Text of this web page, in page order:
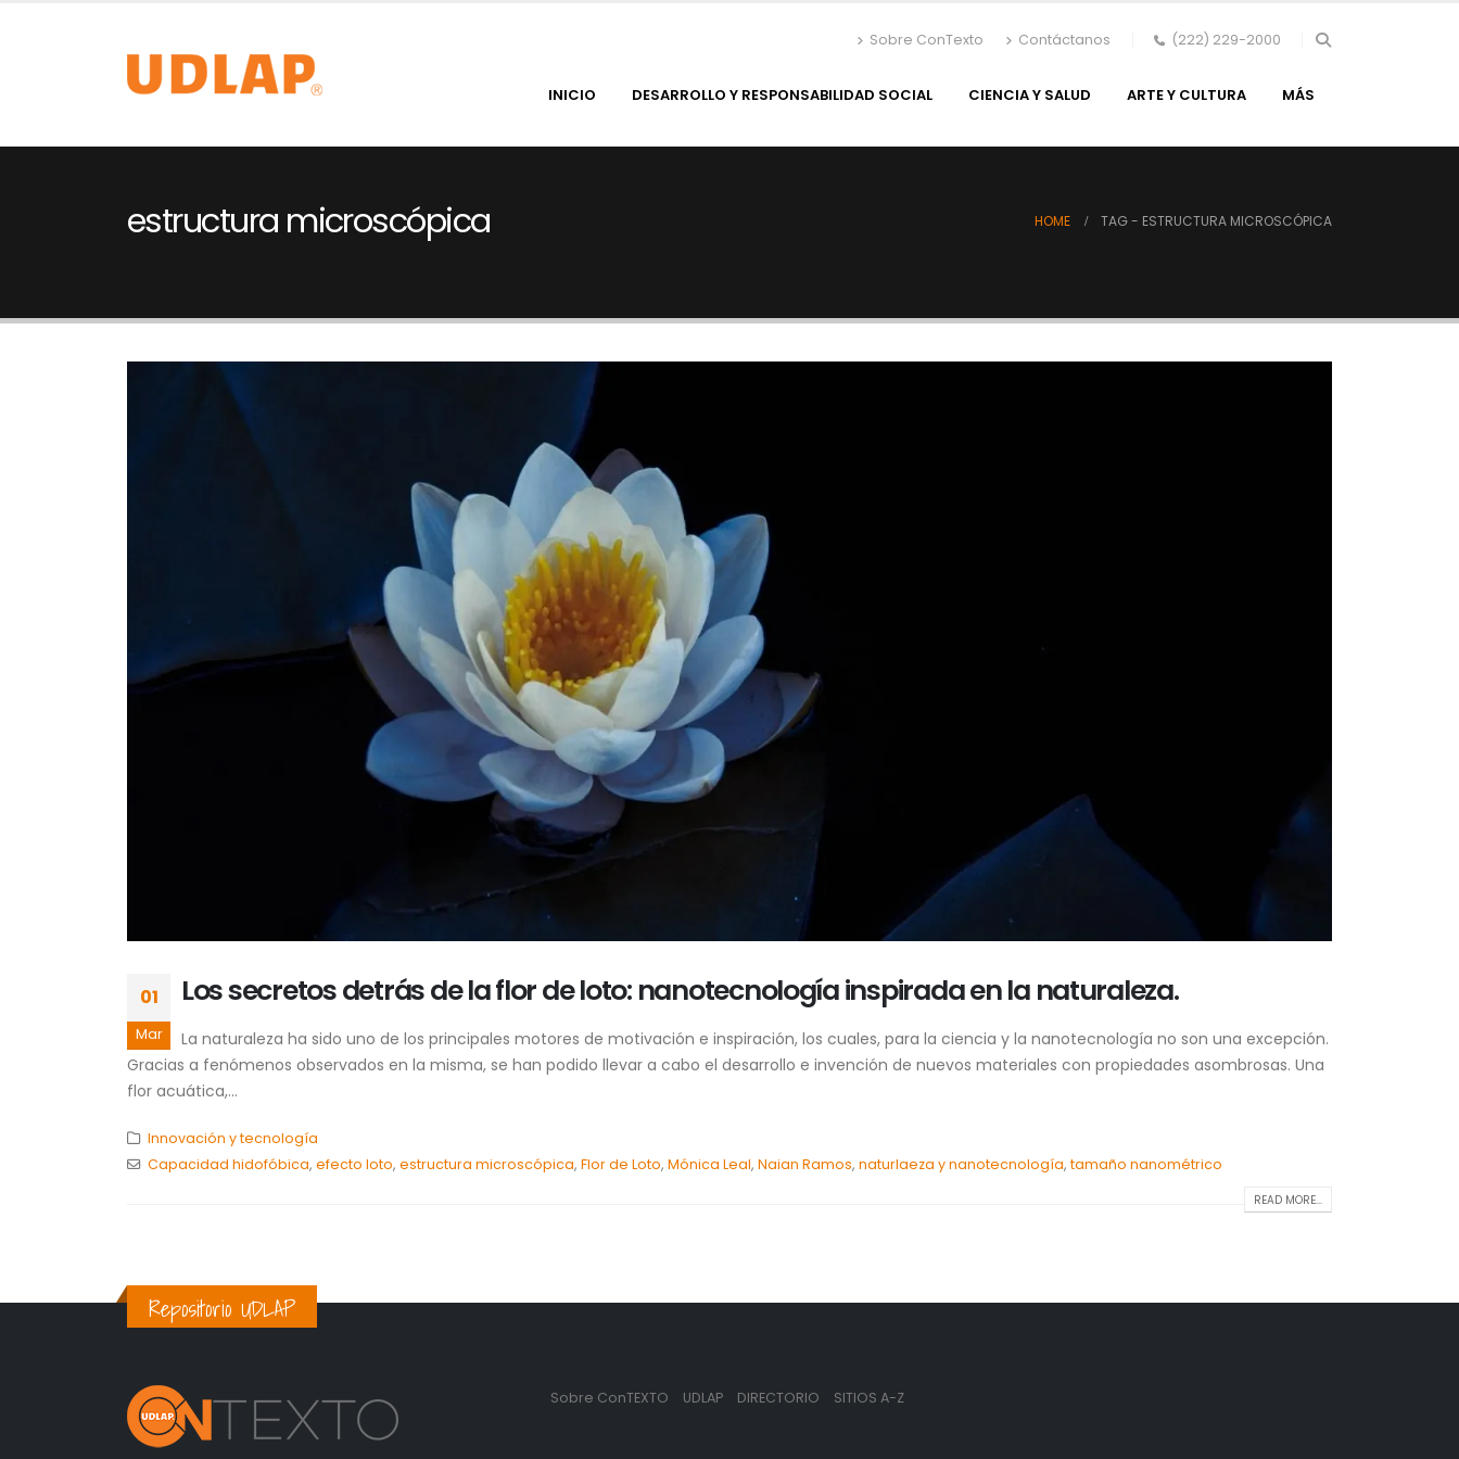
Sobre ConTexto Contáctanos (222) 229-2000
INICIO DESARROLLO Y RESPONSABILIDAD SOCIAL CIENCIA Y SALUD ARTE Y CULTURA MÁS
estructura microscópica HOME TAG - ESTRUCTURA MICROSCÓPICA
01
Mar
Los secretos detrás de la flor de loto: nanotecnología inspirada en la naturaleza.
La naturaleza ha sido uno de los principales motores de motivación e inspiración, los cuales, para la ciencia y la nanotecnología no son una excepción.
Gracias a fenómenos observados en la misma, se han podido llevar a cabo el desarrollo e invención de nuevos materiales con propiedades asombrosas. Una
flor acuática,...
Innovación y tecnología
Capacidad hidofóbica, efecto loto, estructura microscópica, Flor de Loto, Mónica Leal, Naian Ramos, naturlaeza y nanotecnología, tamaño nanométrico
READ MORE...
Repositorio UDLAP
Sobre ConTEXTO UDLAP DIRECTORIO SITIOS A-Z